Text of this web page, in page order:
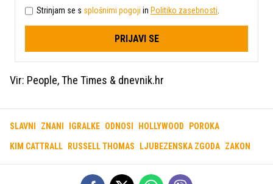
Strinjam se s splošnimi pogoji in Politiko zasebnosti.
PRIJAVI SE
Vir: People, The Times & dnevnik.hr
SLAVNI ZNANI IGRALKE ODNOSI HOLLYWOOD POROKA
KIM CATTRALL RUSSELL THOMAS LJUBEZENSKA ZGODA ZAKON